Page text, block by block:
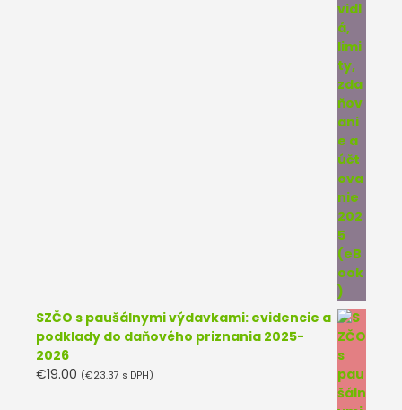
SZČO s paušálnymi výdavkami: evidencie a
podklady do daňového priznania 2025-
2026
€19.00 (€23.37 s DPH)